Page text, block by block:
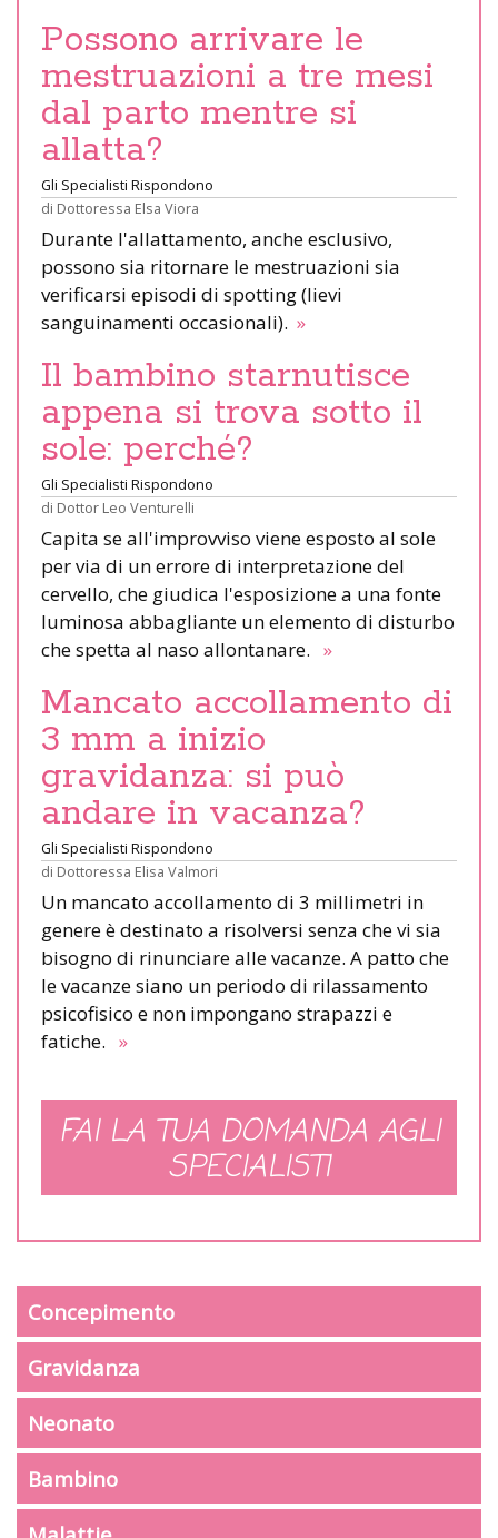
Possono arrivare le
mestruazioni a tre mesi
dal parto mentre si
allatta?
Gli Specialisti Rispondono
di Dottoressa Elsa Viora
Durante l'allattamento, anche esclusivo,
possono sia ritornare le mestruazioni sia
verificarsi episodi di spotting (lievi
sanguinamenti occasionali). »
Il bambino starnutisce
appena si trova sotto il
sole: perché?
Gli Specialisti Rispondono
di Dottor Leo Venturelli
Capita se all'improvviso viene esposto al sole
per via di un errore di interpretazione del
cervello, che giudica l'esposizione a una fonte
luminosa abbagliante un elemento di disturbo
che spetta al naso allontanare. »
Mancato accollamento di
3 mm a inizio
gravidanza: si può
andare in vacanza?
Gli Specialisti Rispondono
di Dottoressa Elisa Valmori
Un mancato accollamento di 3 millimetri in
genere è destinato a risolversi senza che vi sia
bisogno di rinunciare alle vacanze. A patto che
le vacanze siano un periodo di rilassamento
psicofisico e non impongano strapazzi e
fatiche. »
FAI LA TUA DOMANDA AGLI
SPECIALISTI
Concepimento
Gravidanza
Neonato
Bambino